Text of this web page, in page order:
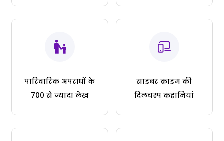
पारिवारिक अपराधों के
700 से ज्यादा लेख
साइबर क्राइम की
दिलचस्प कहानियां